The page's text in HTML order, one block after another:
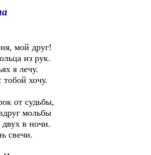
мой друг!
из рук.
я лечу.
хочу.
от судьбы,
мольбы
в ночи.
свечи.